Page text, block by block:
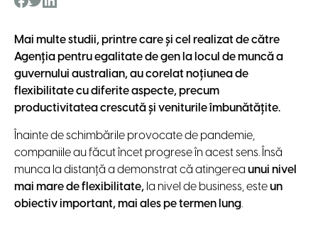
Mai multe studii, printre care și cel realizat de către
Agenția pentru egalitate de gen la locul de muncă a
guvernului australian, au corelat noțiunea de
flexibilitate cu diferite aspecte, precum
productivitatea crescută și veniturile îmbunătățite.
Înainte de schimbările provocate de pandemie,
companiile au făcut încet progrese în acest sens. Însă
munca la distanță a demonstrat că atingerea unui nivel
mai mare de flexibilitate, la nivel de business, esteun
obiectiv important, mai ales pe termen lung.